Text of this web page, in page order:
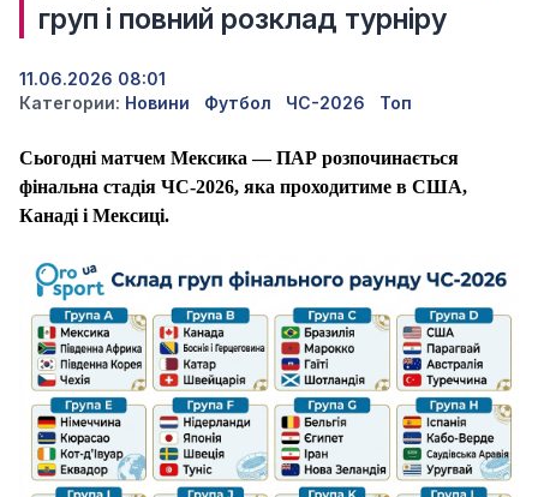
груп і повний розклад турніру
11.06.2026 08:01
Категории: Новини Футбол ЧС-2026 Топ
Сьогодні матчем Мексика — ПАР розпочинається
фінальна стадія ЧС-2026, яка проходитиме в США,
Канаді і Мексиці.